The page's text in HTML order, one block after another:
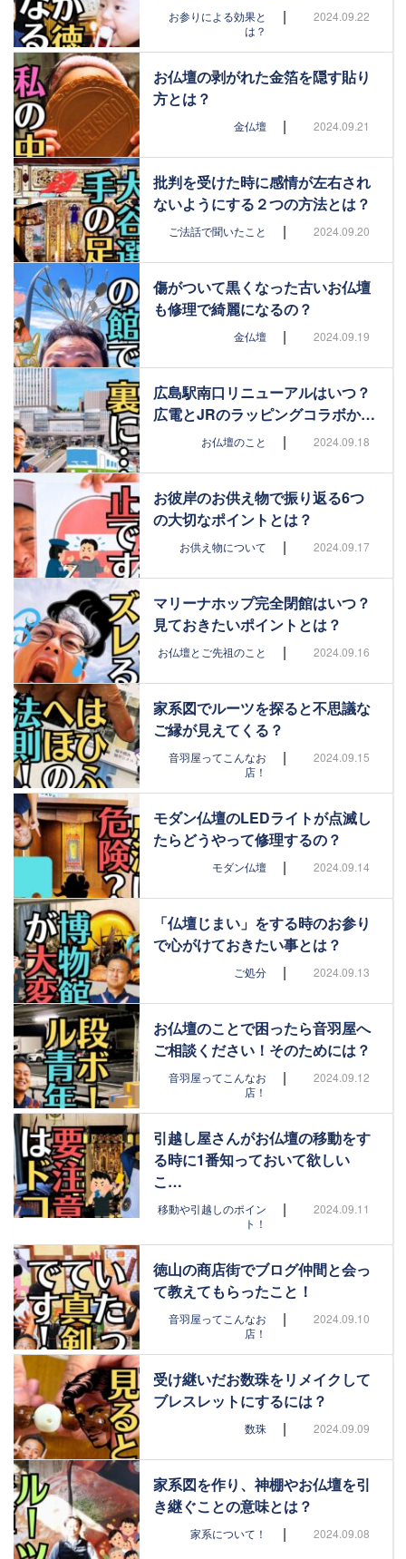
お参りによる効果と
は？
| 2024.09.22
お仏壇の剥がれた金箔を隠す貼り
方とは？
金仏壇 | 2024.09.21
批判を受けた時に感情が左右され
ないようにする２つの方法とは？
ご法話で聞いたこと | 2024.09.20
傷がついて黒くなった古いお仏壇
も修理で綺麗になるの？
金仏壇 | 2024.09.19
広島駅南口リニューアルはいつ？
広電とJRのラッピングコラボか…
お仏壇のこと | 2024.09.18
お彼岸のお供え物で振り返る6つ
の大切なポイントとは？
お供え物について | 2024.09.17
マリーナホップ完全閉館はいつ？
見ておきたいポイントとは？
お仏壇とご先祖のこと | 2024.09.16
家系図でルーツを探ると不思議な
ご縁が見えてくる？
音羽屋ってこんなお
店！
| 2024.09.15
モダン仏壇のLEDライトが点滅し
たらどうやって修理するの？
モダン仏壇 | 2024.09.14
「仏壇じまい」をする時のお参り
で心がけておきたい事とは？
ご処分 | 2024.09.13
お仏壇のことで困ったら音羽屋へ
ご相談ください！そのためには？
音羽屋ってこんなお
店！
| 2024.09.12
引越し屋さんがお仏壇の移動をす
る時に1番知っておいて欲しい
こ…
移動や引越しのポイン
ト！
| 2024.09.11
徳山の商店街でブログ仲間と会っ
て教えてもらったこと！
音羽屋ってこんなお
店！
| 2024.09.10
受け継いだお数珠をリメイクして
ブレスレットにするには？
数珠 | 2024.09.09
家系図を作り、神棚やお仏壇を引
き継ぐことの意味とは？
家系について！ | 2024.09.08